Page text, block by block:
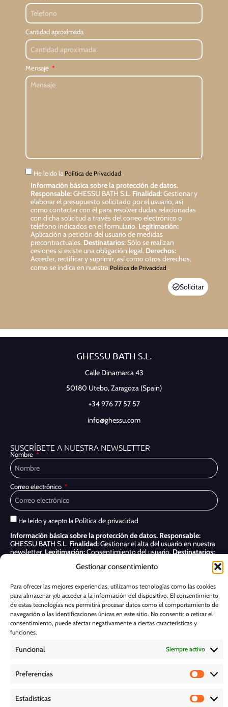
Gestionar consentimiento
Para ofrecer las mejores experiencias, utilizamos tecnologías como las cookies
para almacenar y/o acceder a la información del dispositivo. El consentimiento
de estas tecnologías nos permitirá procesar datos como el comportamiento de
navegación o las identificaciones únicas en este sitio. No consentir o retirar el
consentimiento, puede afectar negativamente a ciertas características y
funciones.
Funcional Siempre activo
Preferencias
Estadísticas
Cantidad aproximada
Mensaje
He leido la Política de Privacidad .
Información básica sobre la protección de datos.
Responsable:GHESSU BATH S.L. Finalidad:Gestionar y
elaborar el presupuesto solicitado por el usuario, así
como contactar con él para resolver dudas relacionadas
con dicha solicitud a través del correo electrónico o
teléfono indicados en el formulario. Legitimación:
Aplicación a petición del usuario de medidas
precontractuales. Destinatarios:Sólo se realizan
cesiones si existe una obligación legal. Derechos:
Acceder, rectificar y suprimir, así como otros derechos,
como se indica en nuestra Política de Privacidad .
Solicitar
GHESSU BATH S.L.
Calle Dinamarca 43
50180 Utebo,Zaragoza (Spain)
+34 976 77 57 57
info@ghessu.com
SUSCRÍBETE A NUESTRA NEWSLETTER
Nombre
Correo electrónico
He leído y acepto la Política de privacidad
Información básica sobre la protección de datos. Responsable:
GHESSU BATH S.L. Finalidad:Gestionar el alta del usuario en nuestra
newsletter. Legitimación:Consentimiento del usuario. Destinatarios:
Acceder, rectificar y suprimir, así como otros derechos, como se indica
Suscribirme
POLÍTICA DE COOKIES